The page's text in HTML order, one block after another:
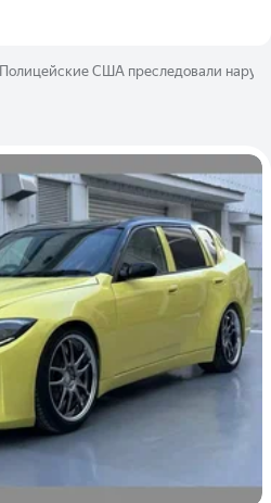
Полицейские США преследовали